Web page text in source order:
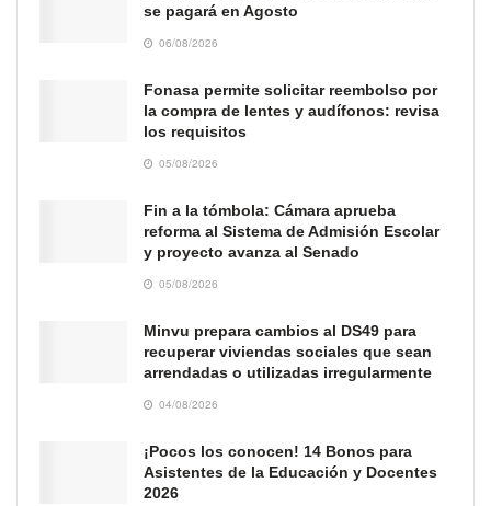
se pagará en Agosto
06/08/2026
Fonasa permite solicitar reembolso por
la compra de lentes y audífonos: revisa
los requisitos
05/08/2026
Fin a la tómbola: Cámara aprueba
reforma al Sistema de Admisión Escolar
y proyecto avanza al Senado
05/08/2026
Minvu prepara cambios al DS49 para
recuperar viviendas sociales que sean
arrendadas o utilizadas irregularmente
04/08/2026
¡Pocos los conocen! 14 Bonos para
Asistentes de la Educación y Docentes
2026